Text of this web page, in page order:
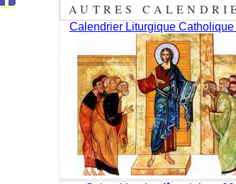
AUTRES
Calendrier Liturgique